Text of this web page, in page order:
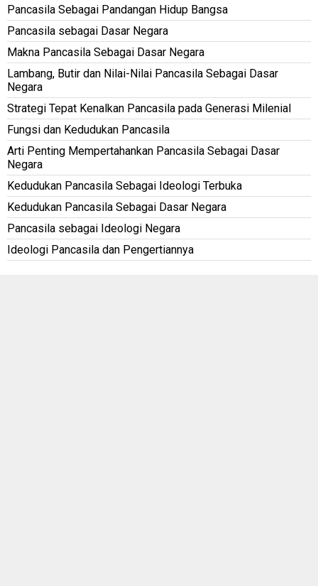
Pancasila Sebagai Pandangan Hidup Bangsa
Pancasila sebagai Dasar Negara
Makna Pancasila Sebagai Dasar Negara
Lambang, Butir dan Nilai-Nilai Pancasila Sebagai Dasar
Negara
Strategi Tepat Kenalkan Pancasila pada Generasi Milenial
Fungsi dan Kedudukan Pancasila
Arti Penting Mempertahankan Pancasila Sebagai Dasar
Negara
Kedudukan Pancasila Sebagai Ideologi Terbuka
Kedudukan Pancasila Sebagai Dasar Negara
Pancasila sebagai Ideologi Negara
Ideologi Pancasila dan Pengertiannya